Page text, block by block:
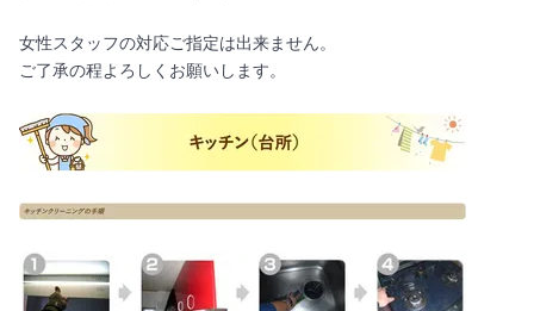
女性スタッフの対応ご指定は出来ません。
ご了承の程よろしくお願いします。